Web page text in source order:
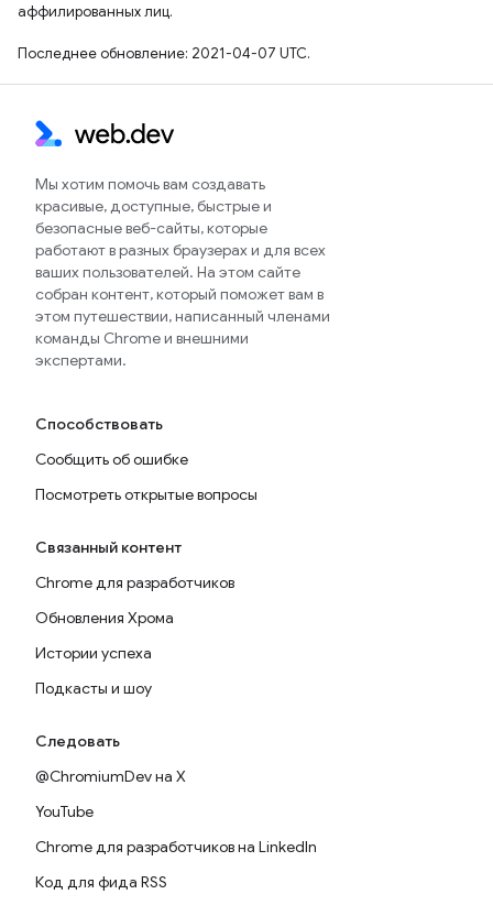
аффилированных лиц.
Последнее обновление: 2021-04-07 UTC.
Мы хотим помочь вам создавать
красивые, доступные, быстрые и
безопасные веб-сайты, которые
работают в разных браузерах и для всех
ваших пользователей. На этом сайте
собран контент, который поможет вам в
этом путешествии, написанный членами
команды Chrome и внешними
экспертами.
Способствовать
Сообщить об ошибке
Посмотреть открытые вопросы
Связанный контент
Chrome для разработчиков
Обновления Хрома
Истории успеха
Подкасты и шоу
Следовать
@ChromiumDev на X
YouTube
Chrome для разработчиков на LinkedIn
Код для фида RSS